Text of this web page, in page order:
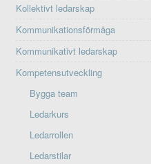
Kollektivt ledarskap
Kommunikationsförmåga
Kommunikativt ledarskap
Kompetensutveckling
Bygga team
Ledarkurs
Ledarrollen
Ledarstilar